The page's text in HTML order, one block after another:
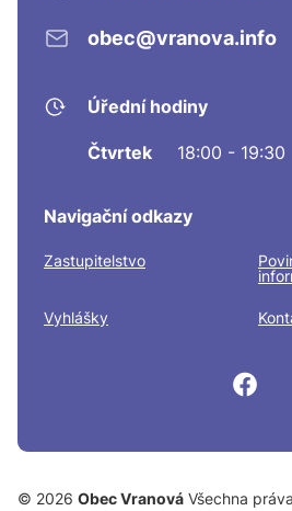
obec@vranova.info
Úřední hodiny
Čtvrtek 18:00 - 19:30
Navigační odkazy
Zastupitelstvo
Vyhlášky
© 2026 Obec Vranová Všechna